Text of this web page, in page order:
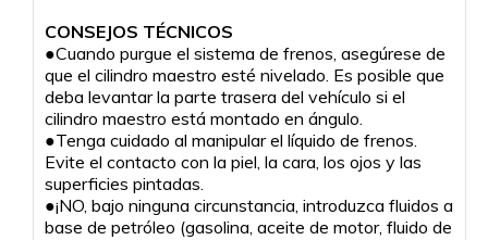
CONSEJOS TÉCNICOS
●Cuando purgue el sistema de frenos, asegúrese de
que el cilindro maestro esté nivelado. Es posible que
deba levantar la parte trasera del vehículo si el
cilindro maestro está montado en ángulo.
●Tenga cuidado al manipular el líquido de frenos.
Evite el contacto con la piel, la cara, los ojos y las
superficies pintadas.
●¡NO, bajo ninguna circunstancia, introduzca fluidos a
base de petróleo (gasolina, aceite de motor, fluido de